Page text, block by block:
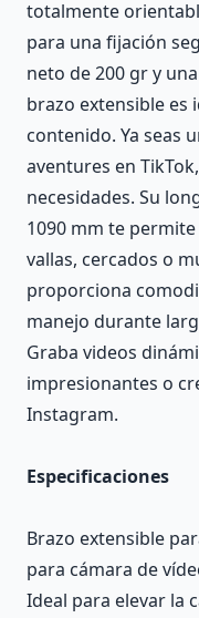
totalmente
para una fijación
neto de 200 gr y
brazo extensible es
contenido. Ya seas
aventures en
necesidades. Su
1090 mm te
vallas, cercados o
proporciona
manejo durante
Graba videos
impresionantes o
Instagram.
Especificaciones
Brazo extensible
para cámara de
Ideal para elevar la